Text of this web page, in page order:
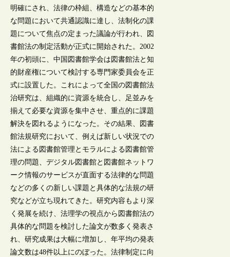
明確にされ、法律の枠組、構造などの基本的
な問題において共通認識に達し、法制化の課
題について焦点の定まった議論が行われ、図
書館法の制定活動が正式に開始された。2002
年の初頭に、中国図書館学会は図書館法と知
的財産権について検討する専門家委員会を正
式に設置した。これによって全国の図書館法
治研究は、組織的に資源を統合し、足並みを
揃えて必要な資源を集中させ、重点的に課題
解決を図れるようになった。その結果、図書
館法規研究において、例えば新しい状況での
法による図書館管理とモラルによる図書館管
理の問題、デジタル図書館と図書館ネットワ
ーク情報のサービスが直面する法律的な問題
などの多くの新しい課題と具体的な法規の研
究などが立ち現れてきた。研究内容もより深
く発展を続け、法理学の視点から図書館法の
具体的な問題を検討した論文が数多く発表さ
れ、研究成果は大幅に増加し、年平均の発表
論文数は48件以上にのぼった。法律制定に向